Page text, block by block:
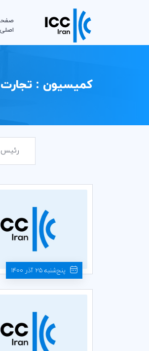
اصلی
کمیسیون : تجارت
پنج‌شنبه 25 آذر 1400